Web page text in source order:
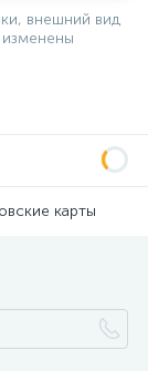
внешний вид
карты